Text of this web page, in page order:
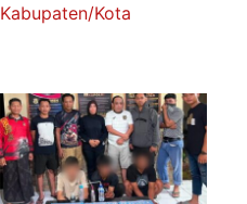
Kabupaten/Kota